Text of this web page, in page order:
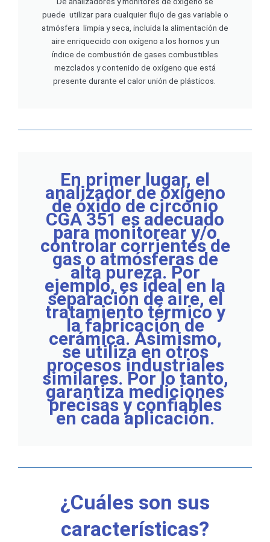
puede utilizar para cualquier flujo de gas variable o
atmósfera limpia y seca, incluida la alimentación de
aire enriquecido con oxígeno a los hornos y un
índice de combustión de gases combustibles
mezclados y contenido de oxígeno que está
presente durante el calor unión de plásticos.
En primer lugar, el
analizador de oxígeno
de óxido de circonio
CGA 351 es adecuado
para monitorear y/o
controlar corrientes de
gas o atmósferas de
alta pureza. Por
ejemplo, es ideal en la
separación de aire, el
tratamiento térmico y
la fabricación de
cerámica. Asimismo,
se utiliza en otros
procesos industriales
similares. Por lo tanto,
garantiza mediciones
precisas y confiables
en cada aplicación.
¿Cuáles son sus
características?